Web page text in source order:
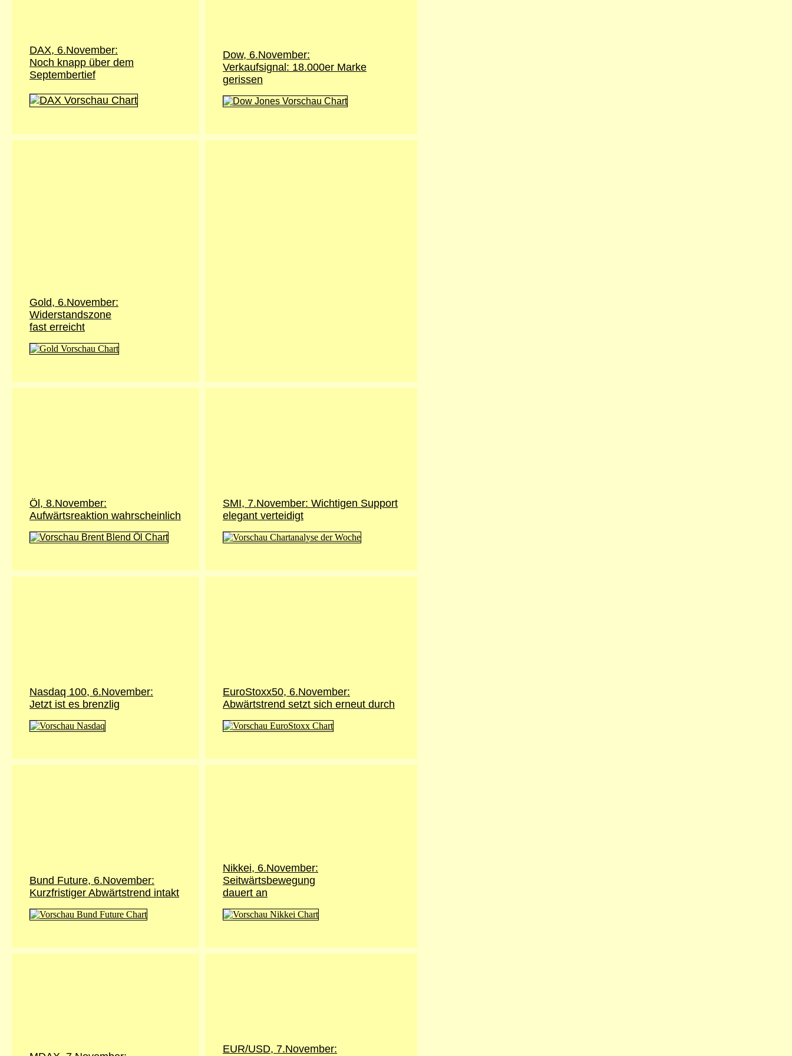
DAX, 6.November:
Noch knapp über dem
Septembertief
Dow, 6.November:
Verkaufsignal: 18.000er Marke
gerissen
Gold, 6.November:
Widerstandszone
fast erreicht
Öl, 8.November:
Aufwärtsreaktion wahrscheinlich
SMI, 7.November: Wichtigen Support
elegant verteidigt
Nasdaq 100, 6.November:
Jetzt ist es brenzlig
EuroStoxx50, 6.November:
Abwärtstrend setzt sich erneut durch
Bund Future, 6.November:
Kurzfristiger Abwärtstrend intakt
Nikkei, 6.November:
Seitwärtsbewegung
dauert an
EUR/USD, 7.November: